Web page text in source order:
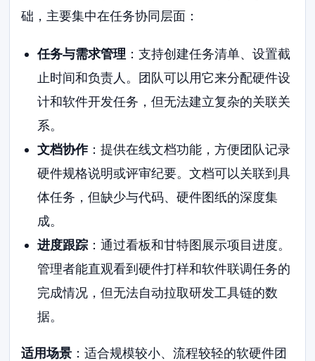
础，主要集中在任务协同层面：
任务与需求管理 ：支持创建任务清单、设置截
止时间和负责人。团队可以用它来分配硬件设
计和软件开发任务，但无法建立复杂的关联关
系。
文档协作：提供在线文档功能，方便团队记录
硬件规格说明或评审纪要。文档可以关联到具
体任务，但缺少与代码、硬件图纸的深度集
成。
进度跟踪：通过看板和甘特图展示项目进度。
管理者能直观看到硬件打样和软件联调任务的
完成情况，但无法自动拉取研发工具链的数
据。
适用场景 ：适合规模较小、流程较轻的软硬件团